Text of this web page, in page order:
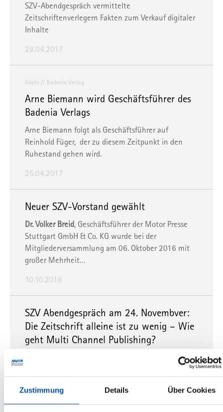
Zustimmung Details Über Cookies
SZV-Abendgespräch vermittelte
Zeitschriftenverlegern Fakten zum Verkauf digitaler
Inhalte
28.04.2017
Köpfe Badenia Verlag
Arne Biemann wird Geschäftsführer des
Badenia Verlags
Arne Biemann folgt als Geschäftsführer auf
Reinhold Füger, der zu diesem Zeitpunkt in den
Ruhestand gehen wird.
25.04.2017
Neuer SZV-Vorstand gewählt
Dr. Volker Breid, Geschäftsführer der Motor Presse
Stuttgart GmbH & Co. KG wurde bei der
Mitgliederversammlung am 06. Oktober 2016 mit
großer Mehrheit…
10.10.2016
SZV Abendgespräch am 24. Novembver:
Die Zeitschrift alleine ist zu wenig – Wie
geht Multi Channel Publishing?
Gerade für Fach- und Special Interest Medien geht
es um Reichweite in der jeweiligen Nische. So klein